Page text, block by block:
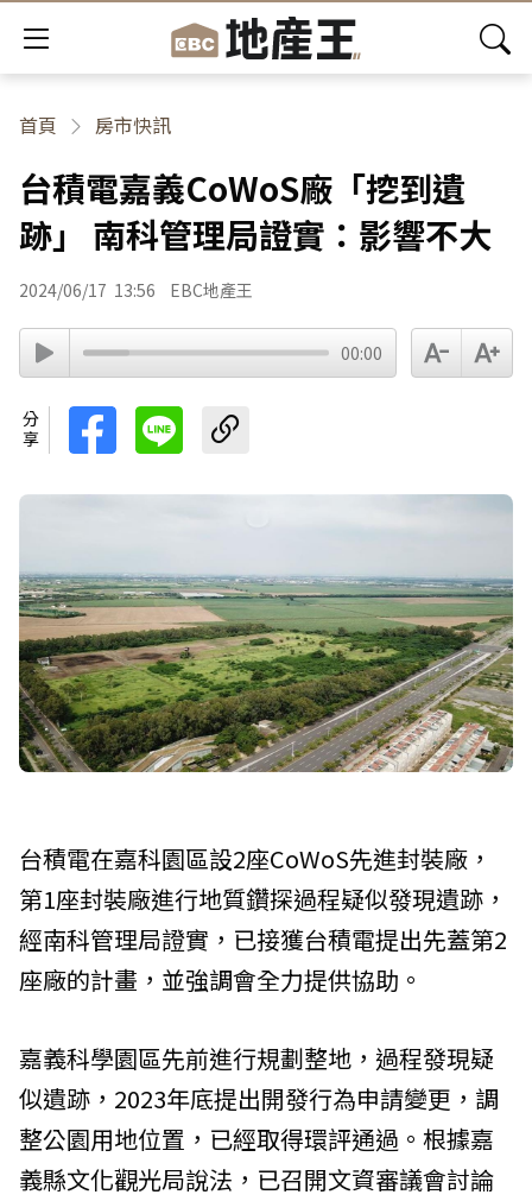
首頁 房市快訊
台積電嘉義CoWoS廠「挖到遺
跡」 南科管理局證實：影響不大
2024/06/17 13:56 EBC地產王
00:00
分享
台積電在嘉科園區設2座CoWoS先進封裝廠，
第1座封裝廠進行地質鑽探過程疑似發現遺跡，
經南科管理局證實，已接獲台積電提出先蓋第2
座廠的計畫，並強調會全力提供協助。
嘉義科學園區先前進行規劃整地，過程發現疑
似遺跡，2023年底提出開發行為申請變更，調
整公園用地位置，已經取得環評通過。根據嘉
義縣文化觀光局說法，已召開文資審議會討論